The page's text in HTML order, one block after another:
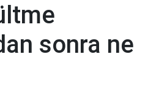
sonra ne